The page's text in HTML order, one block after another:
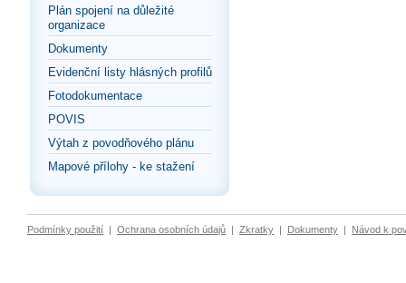
Plán spojení na důležité
organizace
Dokumenty
Evidenční listy hlásných profilů
Fotodokumentace
POVIS
Výtah z povodňového plánu
Mapové přílohy - ke stažení
Podmínky použití | Ochrana osobních údajů | Zkratky | Dokumenty | Návod k